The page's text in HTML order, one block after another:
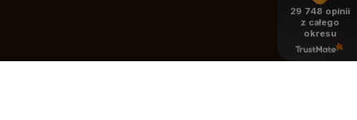
29 748 opinii
z całego
okresu